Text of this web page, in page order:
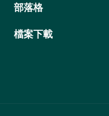
部落格
檔案下載